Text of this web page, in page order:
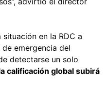
en la RDC a
emergencia del
detectarse un solo
calificación global subirá